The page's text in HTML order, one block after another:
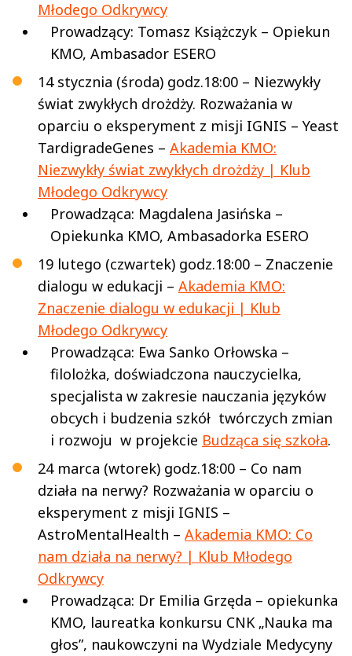
Młodego Odkrywcy
Prowadzący: Tomasz Książczyk – Opiekun
KMO, Ambasador ESERO
14 stycznia (środa) godz.18:00 – Niezwykły
świat zwykłych drożdży. Rozważania w
oparciu o eksperyment z misji IGNIS – Yeast
TardigradeGenes – Akademia KMO:
Niezwykły świat zwykłych drożdży | Klub
Młodego Odkrywcy
Prowadząca: Magdalena Jasińska –
Opiekunka KMO, Ambasadorka ESERO
19 lutego (czwartek) godz.18:00 – Znaczenie
dialogu w edukacji – Akademia KMO:
Znaczenie dialogu w edukacji | Klub
Młodego Odkrywcy
Prowadząca: Ewa Sanko Orłowska –
filolożka, doświadczona nauczycielka,
specjalista w zakresie nauczania języków
obcych i budzenia szkół twórczych zmian
i rozwoju w projekcie Budząca się szkoła.
24 marca (wtorek) godz.18:00 – Co nam
działa na nerwy? Rozważania w oparciu o
eksperyment z misji IGNIS –
AstroMentalHealth – Akademia KMO: Co
nam działa na nerwy? | Klub Młodego
Odkrywcy
Prowadząca: Dr Emilia Grzęda – opiekunka
KMO, laureatka konkursu CNK „Nauka ma
głos”, naukowczyni na Wydziale Medycyny